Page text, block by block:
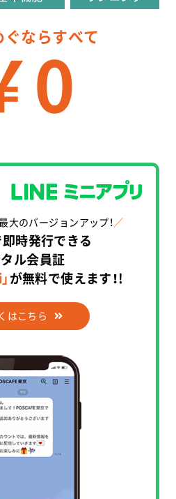
ぐならすべて
0
大のバージョンアップ！ ／
時発行できる
ル会員証
が無料で使えます！!
はこちら